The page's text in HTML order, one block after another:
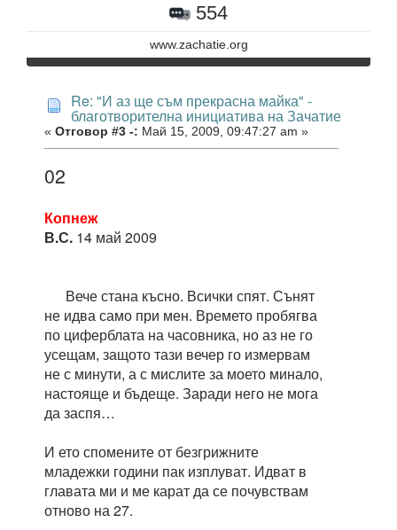
554
www.zachatie.org
Re: "И аз ще съм прекрасна майка" -
благотворителна инициатива на Зачатие
« Отговор #3 -: Май 15, 2009, 09:47:27 am »
02
Копнеж
В.С. 14 май 2009
Вече стана късно. Всички спят. Сънят
не идва само при мен. Времето пробягва
по циферблата на часовника, но аз не го
усещам, защото тази вечер го измервам
не с минути, а с мислите за моето минало,
настояще и бъдеще. Заради него не мога
да заспя…
И ето спомените от безгрижните
младежки години пак изплуват. Идват в
главата ми и ме карат да се почувствам
отново на 27.